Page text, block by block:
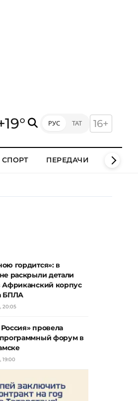
РУС ТАТ 16+
СПОРТ ПЕРЕДАЧИ КЛИПЫ
гордится»: в
раскрыли детали
Африканский корпус
БПЛА
20:05
провела
программный форум в
19:00